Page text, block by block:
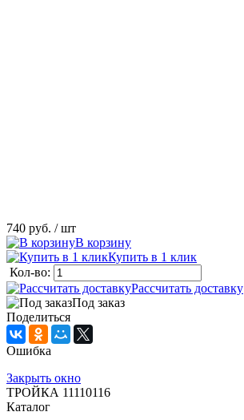
740 руб. / шт
В корзину
Купить в 1 клик
Кол-во:
Рассчитать доставку
Под заказ
Поделиться
Ошибка
Закрыть окно
ТРОЙКА 11110116
Каталог